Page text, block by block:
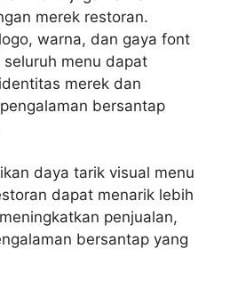
merek restoran.
warna, dan gaya font
menu dapat
merek dan
bersantap
daya tarik visual menu
dapat menarik lebih
penjualan,
bersantap yang